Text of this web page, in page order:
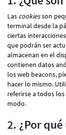
Las cookiesson
terminal desde la
ciertas
que podrán ser
almacenan en el
contienen datos
los web beacons,
hacer lo mismo.
referirse a todos
modo.
2. ¿Por